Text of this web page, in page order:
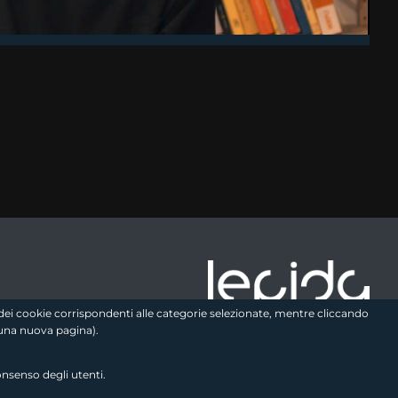
link utili
cookie corrispondenti alle categorie selezionate, mentre cliccando
nuova pagina).
degli utenti.